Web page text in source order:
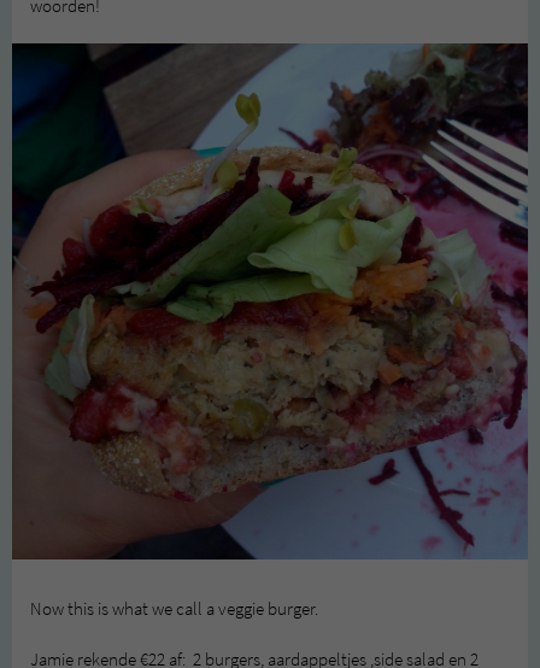
woorden!
Now this is what we call a veggie burger.
Jamie rekende €22 af: 2 burgers, aardappeltjes ,side salad en 2